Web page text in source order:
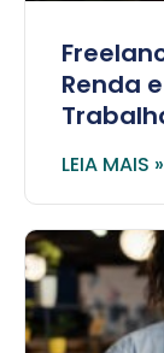
Renda
LEIA MAIS »